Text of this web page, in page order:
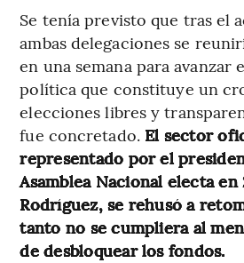
Se tenía previsto que tras el
ambas delegaciones se
en una semana para avanzar
política que constituye un
elecciones libres y
fue concretado. El sector
representado por el
Asamblea Nacional electa en
Rodríguez, se rehusó a
tanto no se cumpliera al
de desbloquear los fondos.